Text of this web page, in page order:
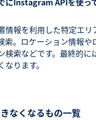
情報を利用した特定エ
。ロケーション情報や
検索などです。最終的
ります。
なくなるもの一覧